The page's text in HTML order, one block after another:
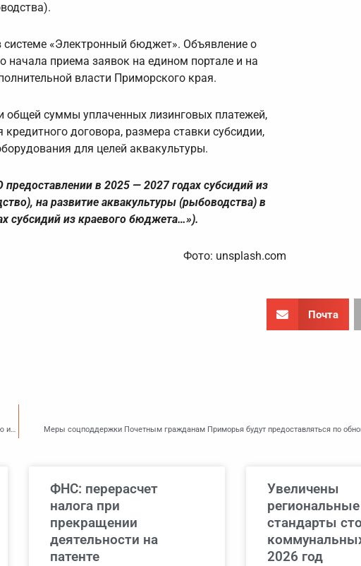
системе «Электронный бюджет». Объявление о
начала приема заявок на едином портале и на
власти Приморского края.
общей суммы уплаченных лизинговых платежей,
договора, размера ставки субсидии,
для целей аквакультуры.
в 2025 — 2027 годах субсидий из
на развитие аквакультуры (рыбоводства) в
субсидий из краевого бюджета…»).
Фото: unsplash.com
Почта
Определены затраты, часть которых смогут возместить юрлица и ИП, выполняющие работы по сохранению исторического облика зданий Владивостока Меры соцподдержки Почетным гражданам Приморья будут предоставляться по
ФНС: перерасчет
налога при
прекращении
деятельности на
патенте
Увеличены
региональные
стандарты
2026 год